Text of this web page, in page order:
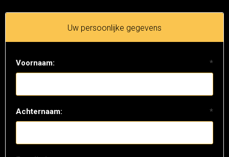
Uw persoonlijke gegevens
Voornaam: *
Achternaam: *